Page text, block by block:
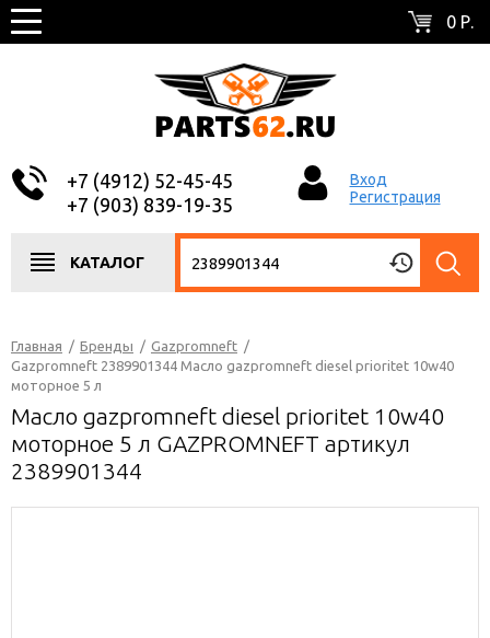
0 Р.
+7 (4912) 52-45-45
+7 (903) 839-19-35
Вход
Регистрация
КАТАЛОГ
Главная / Бренды / Gazpromneft /
Gazpromneft 2389901344 Масло gazpromneft diesel prioritet 10w40
моторное 5 л
Масло gazpromneft diesel prioritet 10w40
моторное 5 л GAZPROMNEFT артикул
2389901344